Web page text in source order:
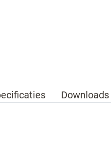
Downloads